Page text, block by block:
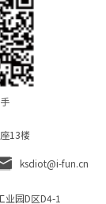
13楼
ksdiot@i-fun.cn
业园D区D4-1